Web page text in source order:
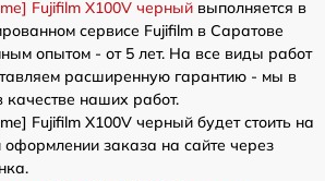
Fujifilm X100V черный выполняется в
сервисе Fujifilm в Саратове
опытом - от 5 лет. На все виды работ
расширенную гарантию - мы в
наших работ.
Fujifilm X100V черный будет стоить на
заказа на сайте через